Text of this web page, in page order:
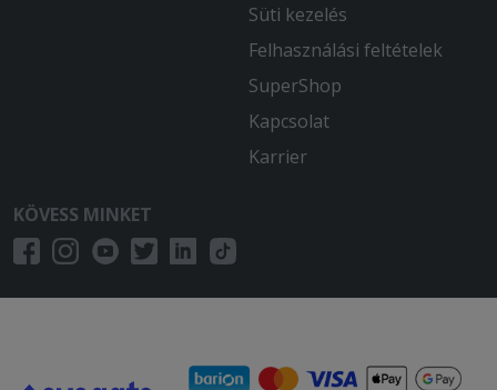
Süti kezelés
Felhasználási feltételek
SuperShop
Kapcsolat
Karrier
KÖVESS MINKET